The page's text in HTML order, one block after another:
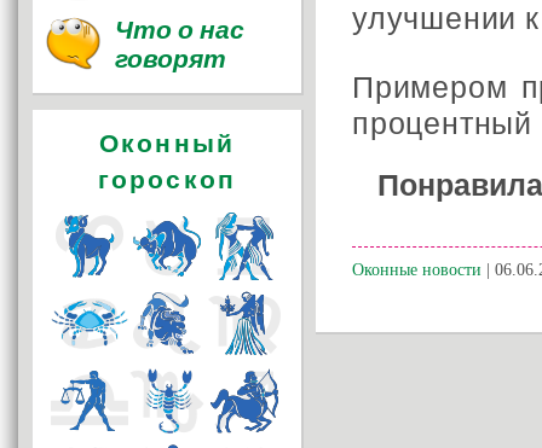
улучшении
Примером
процентный
Оконные новости |
Что о нас
говорят
Оконный
гороскоп